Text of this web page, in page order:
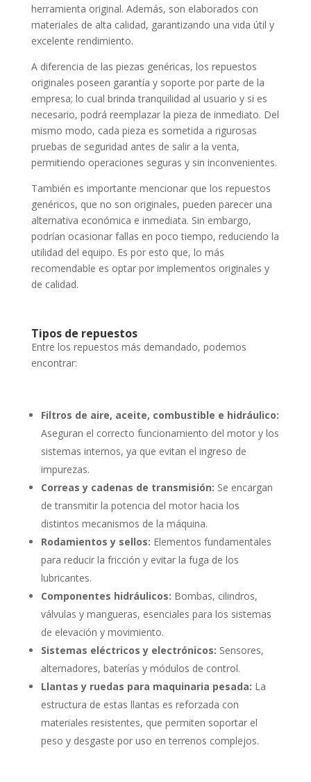
herramienta original. Además, son elaborados con
materiales de alta calidad, garantizando una vida útil y
excelente rendimiento.
A diferencia de las piezas genéricas, los repuestos
originales poseen garantía y soporte por parte de la
empresa; lo cual brinda tranquilidad al usuario y si es
necesario, podrá reemplazar la pieza de inmediato. Del
mismo modo, cada pieza es sometida a rigurosas
pruebas de seguridad antes de salir a la venta,
permitiendo operaciones seguras y sin inconvenientes.
También es importante mencionar que los repuestos
genéricos, que no son originales, pueden parecer una
alternativa económica e inmediata. Sin embargo,
podrían ocasionar fallas en poco tiempo, reduciendo la
utilidad del equipo. Es por esto que, lo más
recomendable es optar por implementos originales y
de calidad.
Tipos de repuestos
Entre los repuestos más demandado, podemos
encontrar:
Filtros de aire, aceite, combustible e hidráulico:
Aseguran el correcto funcionamiento del motor y los
sistemas internos, ya que evitan el ingreso de
impurezas.
Correas y cadenas de transmisión: Se encargan
de transmitir la potencia del motor hacia los
distintos mecanismos de la máquina.
Rodamientos y sellos: Elementos fundamentales
para reducir la fricción y evitar la fuga de los
lubricantes.
Componentes hidráulicos: Bombas, cilindros,
válvulas y mangueras, esenciales para los sistemas
de elevación y movimiento.
Sistemas eléctricos y electrónicos: Sensores,
alternadores, baterías y módulos de control.
Llantas y ruedas para maquinaria pesada: La
estructura de estas llantas es reforzada con
materiales resistentes, que permiten soportar el
peso y desgaste por uso en terrenos complejos.